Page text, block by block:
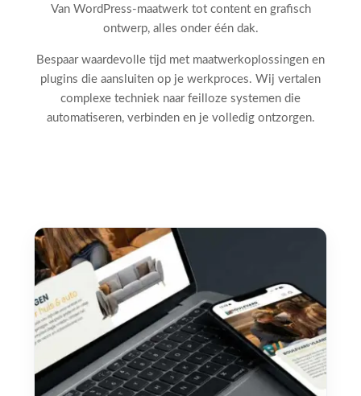
Van WordPress-maatwerk tot content en grafisch
ontwerp, alles onder één dak.
Bespaar waardevolle tijd met maatwerkoplossingen en
plugins die aansluiten op je werkproces. Wij vertalen
complexe techniek naar feilloze systemen die
automatiseren, verbinden en je volledig ontzorgen.